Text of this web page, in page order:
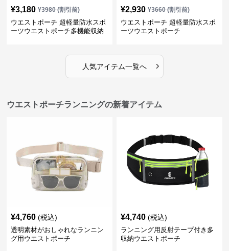
¥3,180 ¥3980(割引前)
ウエストポーチ 超軽量防水スポ
ーツウエストポーチ多機能収納
¥2,930 ¥3660(割引前)
ウエストポーチ 超軽量防水スポ
ーツウエストポーチ
人気アイテム一覧へ ›
ウエストポーチランニングの新着アイテム
¥4,760 (税込)
透明素材がおしゃれなランニン
グ用ウエストポーチ
¥4,740 (税込)
ランニング用反射テープ付き多
収納ウエストポーチ